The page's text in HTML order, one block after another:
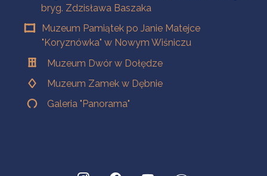
bryg. Zdzisława Baszaka
Muzeum Pamiątek po Janie Matejce
"Koryznówka" w Nowym Wiśniczu
Muzeum Dwór w Dołędze
Muzeum Zamek w Dębnie
Galeria "Panorama"